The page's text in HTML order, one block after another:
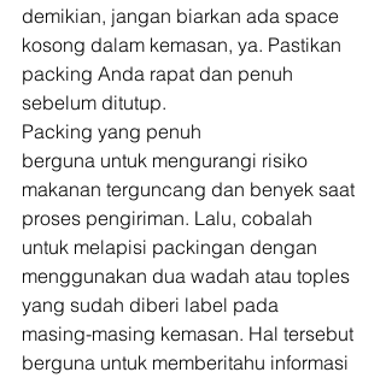
demikian, jangan biarkan ada space
kosong dalam kemasan, ya. Pastikan
packing Anda rapat dan penuh
sebelum ditutup.
Packing yang penuh
berguna untuk mengurangi risiko
makanan terguncang dan benyek saat
proses pengiriman. Lalu, cobalah
untuk melapisi packingan dengan
menggunakan dua wadah atau toples
yang sudah diberi label pada
masing-masing kemasan. Hal tersebut
berguna untuk memberitahu informasi